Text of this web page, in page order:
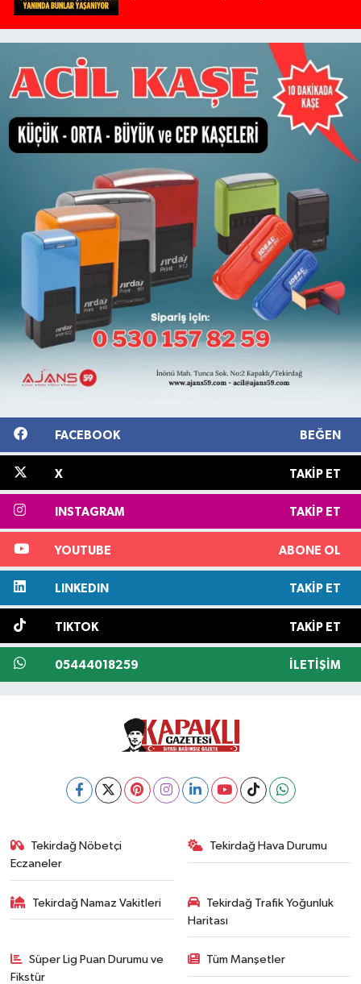
FACEBOOK BEĞEN
X TAKIP ET
INSTAGRAM TAKIP ET
YOUTUBE ABONE OL
LINKEDIN TAKIP ET
TIKTOK TAKIP ET
05444018259 İLETIŞIM
Tekirdağ Nöbetçi
Eczaneler
Tekirdağ Hava Durumu
Tekirdağ Namaz Vakitleri
Tekirdağ Trafik Yoğunluk
Haritası
Süper Lig Puan Durumu ve
Fikstür
Tüm Manşetler